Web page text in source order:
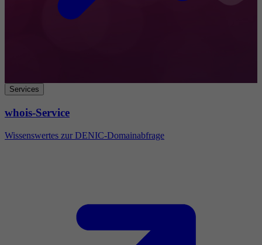
Services
whois-Service
Wissenswertes zur DENIC-Domainabfrage